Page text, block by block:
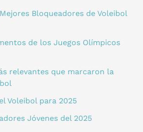
Bloqueadores de Voleibol
de los Juegos Olímpicos
relevantes que marcaron la
Voleibol para 2025
Jóvenes del 2025